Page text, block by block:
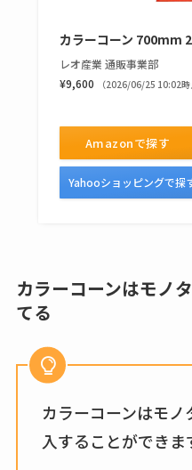
カラーコーン 700mm
レオ産業 通販事業部
¥9,600
（2026/06/25 10:02時
Amazonで探す
Yahooショッピングで探
カラーコーンはモノ
てる
カラーコーンはモ
入することができま